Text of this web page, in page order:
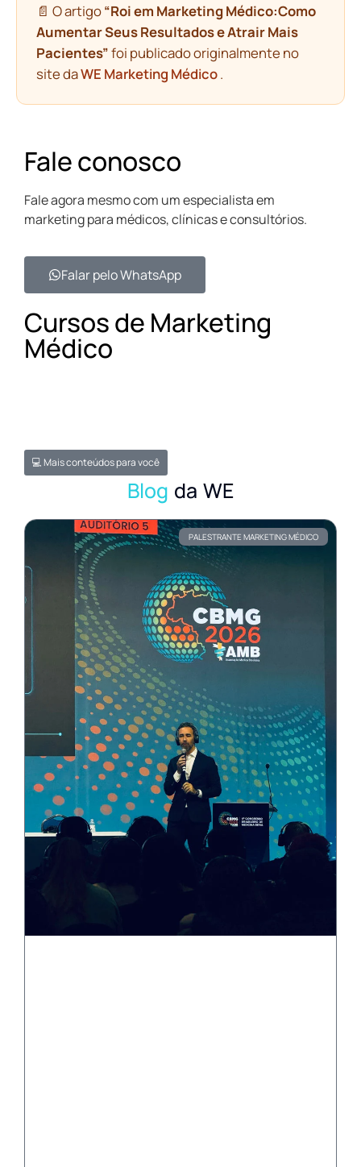
📄 O artigo“Roi em Marketing Médico:Como
Aumentar Seus Resultados e Atrair Mais
Pacientes”foi publicado originalmente no
site daWE Marketing Médico.
Fale conosco
Fale agora mesmo com um especialista em
marketing para médicos, clínicas e consultórios.
Falar pelo WhatsApp​
Cursos de Marketing
Médico
💻 Mais conteúdos para você
Blog da WE
PALESTRANTE MARKETING MÉDICO